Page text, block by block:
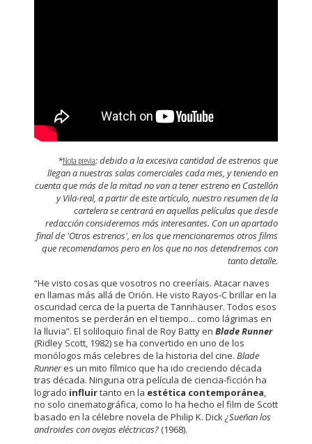
*Nota previa: debido a la excesiva cantidad de estrenos que
llegan a nuestras salas comerciales cada mes, y teniendo en
cuenta que más de la mitad no van a tener estreno en Castellón
y Vila-real, a partir de este artículo, nuestro resumen de la
cartelera se centrará en aquellas películas que desde
redacción consideremos más interesantes. Con un apartado
final de 'Otros estrenos', en los que mencionaremos otros films
que recomendamos pero en los que no nos detendremos con
tanto detalle.
“He visto cosas que vosotros no creeríais. Atacar naves
en llamas más allá de Orión. He visto Rayos-C brillar en la
oscuridad cerca de la puerta de Tannhäuser. Todos esos
momentos se perderán en el tiempo... como lágrimas en
la lluvia”. El soliloquio final de Roy Batty en Blade Runner
(Ridley Scott, 1982) se ha convertido en uno de los
monólogos más celebres de la historia del cine. Blade
Runneres un mito fílmico que ha ido creciendo década
tras década. Ninguna otra película de ciencia-ficción ha
logrado influirtanto en la estética contemporánea,
no solo cinematográfica, como lo ha hecho el film de Scott
basado en la célebre novela de Philip K. Dick¿Sueñan los
androides con ovejas eléctricas? (1968).